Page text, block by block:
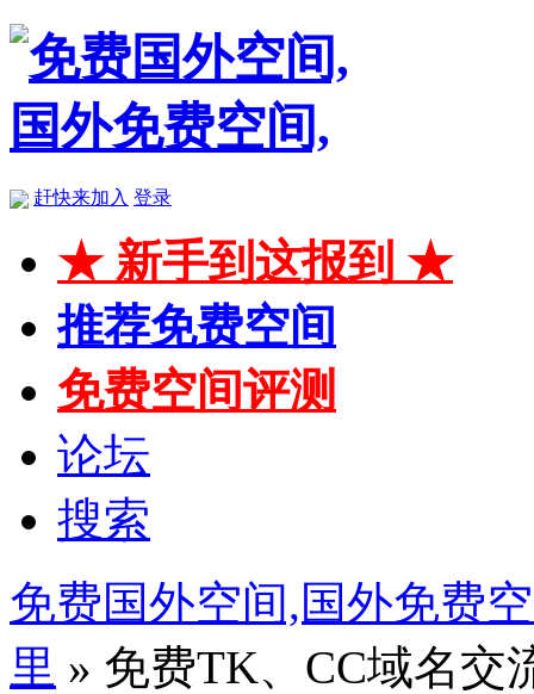
赶快来加入 登录
★ 新手到这报到 ★
推荐免费空间
免费空间评测
论坛
搜索
免费国外空间,国外免费
里 » 免费TK、CC域名交